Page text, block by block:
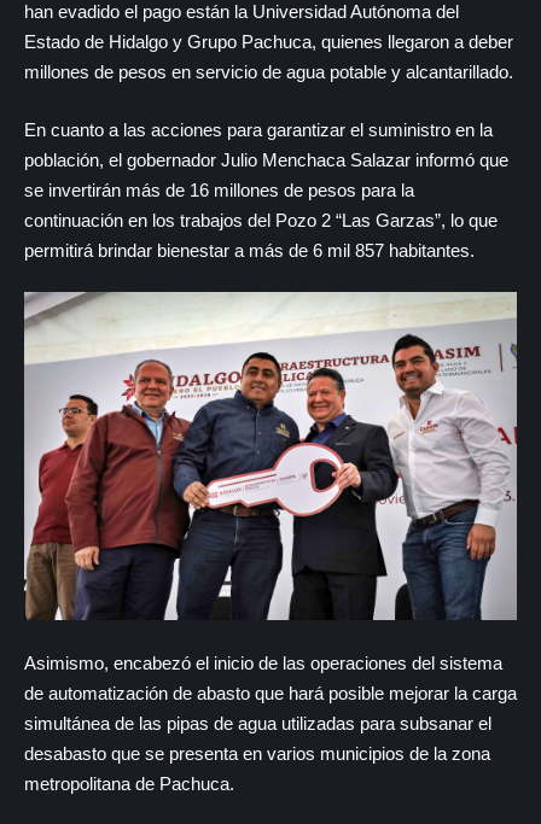
han evadido el pago están la Universidad Autónoma del
Estado de Hidalgo y Grupo Pachuca, quienes llegaron a deber
millones de pesos en servicio de agua potable y alcantarillado.
En cuanto a las acciones para garantizar el suministro en la
población, el gobernador Julio Menchaca Salazar informó que
se invertirán más de 16 millones de pesos para la
continuación en los trabajos del Pozo 2 “Las Garzas”, lo que
permitirá brindar bienestar a más de 6 mil 857 habitantes.
Asimismo, encabezó el inicio de las operaciones del sistema
de automatización de abasto que hará posible mejorar la carga
simultánea de las pipas de agua utilizadas para subsanar el
desabasto que se presenta en varios municipios de la zona
metropolitana de Pachuca.